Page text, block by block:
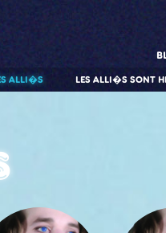
LES ALLI�S SONT
ALLI�S